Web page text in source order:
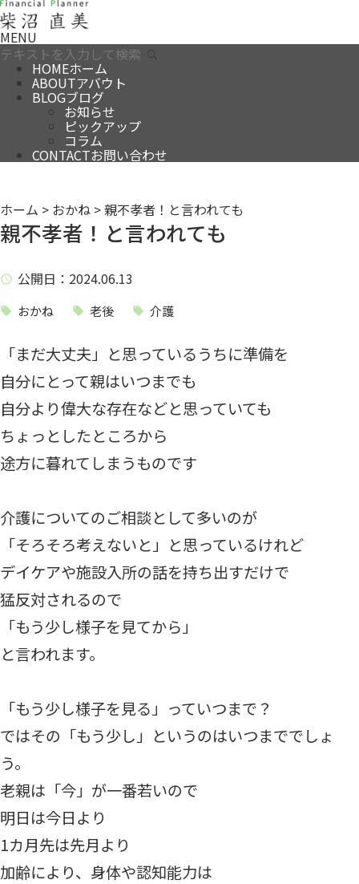
MENU
HOMEホーム
ABOUTアバウト
BLOGブログ
お知らせ
ピックアップ
コラム
CONTACTお問い合わせ
ホーム > おかね >親不孝者！と言われても
親不孝者！と言われても
公開日 ：2024.06.13
おかね 老後 介護
「まだ大丈夫」と思っているうちに準備を
自分にとって親はいつまでも
自分より偉大な存在などと思っていても
ちょっとしたところから
途方に暮れてしまうものです
介護についてのご相談として多いのが
「そろそろ考えないと」と思っているけれど
デイケアや施設入所の話を持ち出すだけで
猛反対されるので
「もう少し様子を見てから」
と言われます。
「もう少し様子を見る」っていつまで？
ではその「もう少し」というのはいつまででしょ
う。
老親は「今」が一番若いので
明日は今日より
1カ月先は先月より
加齢により、身体や認知能力は